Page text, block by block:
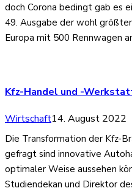
doch Corona bedingt gab es
49. Ausgabe der wohl
Europa mit 500 Rennwagen
Kfz-Handel und -
Wirtschaft14. August 2022
Die Transformation der Kfz-
gefragt sind innovative
optimaler Weise aussehen
Studiendekan und Direktor